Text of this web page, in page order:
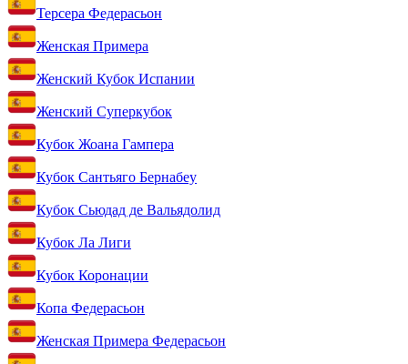
Терсера Федерасьон
Женская Примера
Женский Кубок Испании
Женский Суперкубок
Кубок Жоана Гампера
Кубок Сантьяго Бернабеу
Кубок Сьюдад де Вальядолид
Кубок Ла Лиги
Кубок Коронации
Копа Федерасьон
Женская Примера Федерасьон